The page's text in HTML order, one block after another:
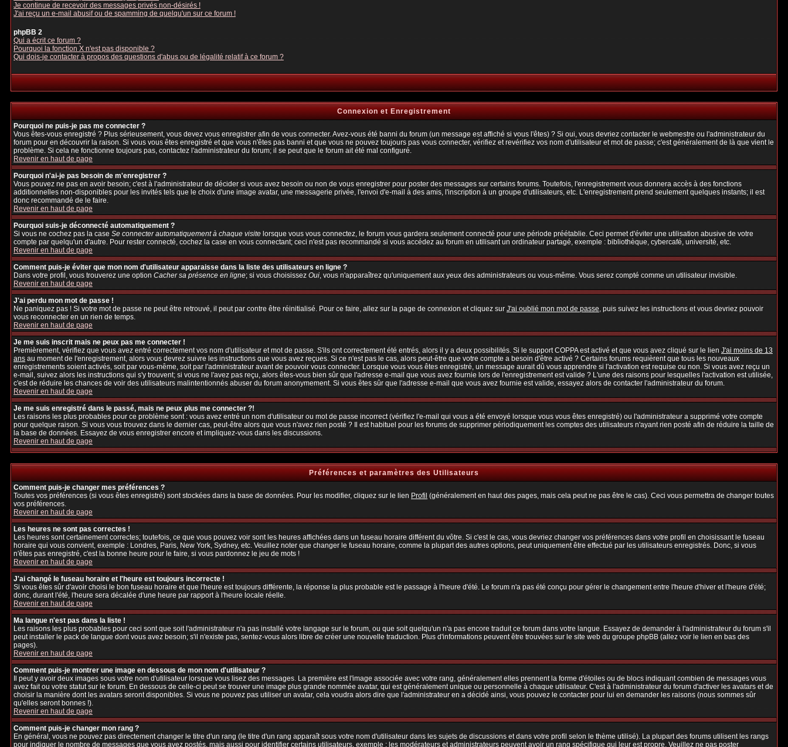
Je continue de recevoir des messages privés non-désirés !
J'ai reçu un e-mail abusif ou de spamming de quelqu'un sur ce forum !
phpBB 2
Qui a écrit ce forum ?
Pourquoi la fonction X n'est pas disponible ?
Qui dois-je contacter à propos des questions d'abus ou de légalité relatif à ce forum ?
Connexion et Enregistrement
Pourquoi ne puis-je pas me connecter ?
Vous êtes-vous enregistré ? Plus sérieusement, vous devez vous enregistrer afin de vous connecter. Avez-vous été banni du forum (un message est affiché si vous l'êtes) ? Si oui, vous devriez contacter le webmestre ou l'administrateur du
forum pour en découvrir la raison. Si vous vous êtes enregistré et que vous n'êtes pas banni et que vous ne pouvez toujours pas vous connecter, vérifiez et revérifiez vos nom d'utilisateur et mot de passe; c'est généralement de là que vient le
problème. Si cela ne fonctionne toujours pas, contactez l'administrateur du forum; il se peut que le forum ait été mal configuré.
Revenir en haut de page
Pourquoi n'ai-je pas besoin de m'enregistrer ?
Vous pouvez ne pas en avoir besoin; c'est à l'administrateur de décider si vous avez besoin ou non de vous enregistrer pour poster des messages sur certains forums. Toutefois, l'enregistrement vous donnera accès à des fonctions
additionnelles non-disponibles pour les invités tels que le choix d'une image avatar, une messagerie privée, l'envoi d'e-mail à des amis, l'inscription à un groupe d'utilisateurs, etc. L'enregistrement prend seulement quelques instants; il est
donc recommandé de le faire.
Revenir en haut de page
Pourquoi suis-je déconnecté automatiquement ?
Si vous ne cochez pas la caseSe connecter automatiquement à chaque visitelorsque vous vous connectez, le forum vous gardera seulement connecté pour une période préétablie. Ceci permet d'éviter une utilisation abusive de votre
compte par quelqu'un d'autre. Pour rester connecté, cochez la case en vous connectant; ceci n'est pas recommandé si vous accédez au forum en utilisant un ordinateur partagé, exemple : bibliothèque, cybercafé, université, etc.
Revenir en haut de page
Comment puis-je éviter que mon nom d'utilisateur apparaisse dans la liste des utilisateurs en ligne ?
Dans votre profil, vous trouverez une optionCacher sa présence en ligne; si vous choisissezOui, vous n'apparaîtrez qu'uniquement aux yeux des administrateurs ou vous-même. Vous serez compté comme un utilisateur invisible.
Revenir en haut de page
J'ai perdu mon mot de passe !
Ne paniquez pas ! Si votre mot de passe ne peut être retrouvé, il peut par contre être réinitialisé. Pour ce faire, allez sur la page de connexion et cliquez surJ'ai oublié mon mot de passe, puis suivez les instructions et vous devriez pouvoir
vous reconnecter en un rien de temps.
Revenir en haut de page
Je me suis inscrit mais ne peux pas me connecter !
Premièrement, vérifiez que vous avez entré correctement vos nom d'utilisateur et mot de passe. S'ils ont correctement été entrés, alors il y a deux possibilités. Si le support COPPA est activé et que vous avez cliqué sur le lienJ'ai moins de 13
ansau moment de l'enregistrement, alors vous devrez suivre les instructions que vous avez reçues. Si ce n'est pas le cas, alors peut-être que votre compte a besoin d'être activé ? Certains forums requièrent que tous les nouveaux
enregistrements soient activés, soit par vous-même, soit par l'administrateur avant de pouvoir vous connecter. Lorsque vous vous êtes enregistré, un message aurait dû vous apprendre si l'activation est requise ou non. Si vous avez reçu un
e-mail, suivez alors les instructions qui s'y trouvent; si vous ne l'avez pas reçu, alors êtes-vous bien sûr que l'adresse e-mail que vous avez fournie lors de l'enregistrement est valide ? L'une des raisons pour lesquelles l'activation est utilisée,
c'est de réduire les chances de voir des utilisateurs malintentionnés abuser du forum anonymement. Si vous êtes sûr que l'adresse e-mail que vous avez fournie est valide, essayez alors de contacter l'administrateur du forum.
Revenir en haut de page
Je me suis enregistré dans le passé, mais ne peux plus me connecter ?!
Les raisons les plus probables pour ce problème sont : vous avez entré un nom d'utilisateur ou mot de passe incorrect (vérifiez l'e-mail qui vous a été envoyé lorsque vous vous êtes enregistré) ou l'administrateur a supprimé votre compte
pour quelque raison. Si vous vous trouvez dans le dernier cas, peut-être alors que vous n'avez rien posté ? Il est habituel pour les forums de supprimer périodiquement les comptes des utilisateurs n'ayant rien posté afin de réduire la taille de
la base de données. Essayez de vous enregistrer encore et impliquez-vous dans les discussions.
Revenir en haut de page
Préférences et paramètres des Utilisateurs
Comment puis-je changer mes préférences ?
Toutes vos préférences (si vous êtes enregistré) sont stockées dans la base de données. Pour les modifier, cliquez sur le lienProfil(généralement en haut des pages, mais cela peut ne pas être le cas). Ceci vous permettra de changer toutes
vos préférences.
Revenir en haut de page
Les heures ne sont pas correctes !
Les heures sont certainement correctes; toutefois, ce que vous pouvez voir sont les heures affichées dans un fuseau horaire différent du vôtre. Si c'est le cas, vous devriez changer vos préférences dans votre profil en choisissant le fuseau
horaire qui vous convient, exemple : Londres, Paris, New York, Sydney, etc. Veuillez noter que changer le fuseau horaire, comme la plupart des autres options, peut uniquement être effectué par les utilisateurs enregistrés. Donc, si vous
n'êtes pas enregistré, c'est la bonne heure pour le faire, si vous pardonnez le jeu de mots !
Revenir en haut de page
J'ai changé le fuseau horaire et l'heure est toujours incorrecte !
Si vous êtes sûr d'avoir choisi le bon fuseau horaire et que l'heure est toujours différente, la réponse la plus probable est le passage à l'heure d'été. Le forum n'a pas été conçu pour gérer le changement entre l'heure d'hiver et l'heure d'été;
donc, durant l'été, l'heure sera décalée d'une heure par rapport à l'heure locale réelle.
Revenir en haut de page
Ma langue n'est pas dans la liste !
Les raisons les plus probables pour ceci sont que soit l'administrateur n'a pas installé votre langage sur le forum, ou que soit quelqu'un n'a pas encore traduit ce forum dans votre langue. Essayez de demander à l'administrateur du forum s'il
peut installer le pack de langue dont vous avez besoin; s'il n'existe pas, sentez-vous alors libre de créer une nouvelle traduction. Plus d'informations peuvent être trouvées sur le site web du groupe phpBB (allez voir le lien en bas des
pages).
Revenir en haut de page
Comment puis-je montrer une image en dessous de mon nom d'utilisateur ?
Il peut y avoir deux images sous votre nom d'utilisateur lorsque vous lisez des messages. La première est l'image associée avec votre rang, généralement elles prennent la forme d'étoiles ou de blocs indiquant combien de messages vous
avez fait ou votre statut sur le forum. En dessous de celle-ci peut se trouver une image plus grande nommée avatar, qui est généralement unique ou personnelle à chaque utilisateur. C'est à l'administrateur du forum d'activer les avatars et de
choisir la manière dont les avatars seront disponibles. Si vous ne pouvez pas utiliser un avatar, cela voudra alors dire que l'administrateur en a décidé ainsi, vous pouvez le contacter pour lui en demander les raisons (nous sommes sûr
qu'elles seront bonnes !).
Revenir en haut de page
Comment puis-je changer mon rang ?
En général, vous ne pouvez pas directement changer le titre d'un rang (le titre d'un rang apparaît sous votre nom d'utilisateur dans les sujets de discussions et dans votre profil selon le thème utilisé). La plupart des forums utilisent les rangs
pour indiquer le nombre de messages que vous avez postés, mais aussi pour identifier certains utilisateurs, exemple : les modérateurs et administrateurs peuvent avoir un rang spécifique qui leur est propre. Veuillez ne pas poster